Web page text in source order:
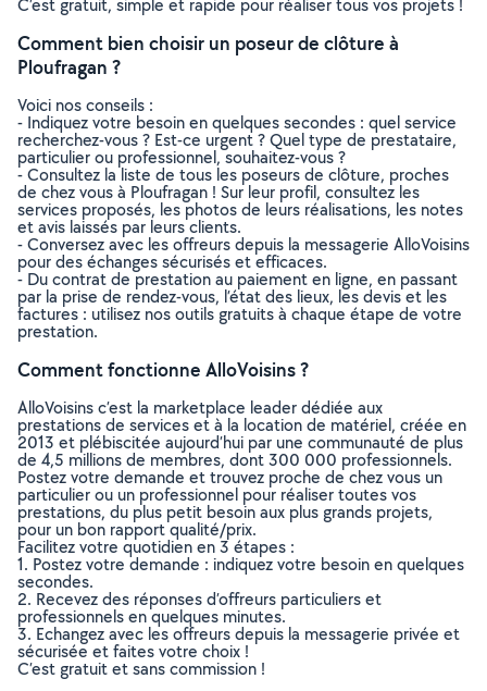
C’est gratuit, simple et rapide pour réaliser tous vos projets !
Comment bien choisir un poseur de clôture à
Ploufragan ?
Voici nos conseils :
- Indiquez votre besoin en quelques secondes : quel service
recherchez-vous ? Est-ce urgent ? Quel type de prestataire,
particulier ou professionnel, souhaitez-vous ?
- Consultez la liste de tous les poseurs de clôture, proches
de chez vous à Ploufragan ! Sur leur profil, consultez les
services proposés, les photos de leurs réalisations, les notes
et avis laissés par leurs clients.
- Conversez avec les offreurs depuis la messagerie AlloVoisins
pour des échanges sécurisés et efficaces.
- Du contrat de prestation au paiement en ligne, en passant
par la prise de rendez-vous, l’état des lieux, les devis et les
factures : utilisez nos outils gratuits à chaque étape de votre
prestation.
Comment fonctionne AlloVoisins ?
AlloVoisins c’est la marketplace leader dédiée aux
prestations de services et à la location de matériel, créée en
2013 et plébiscitée aujourd’hui par une communauté de plus
de 4,5 millions de membres, dont 300 000 professionnels.
Postez votre demande et trouvez proche de chez vous un
particulier ou un professionnel pour réaliser toutes vos
prestations, du plus petit besoin aux plus grands projets,
pour un bon rapport qualité/prix.
Facilitez votre quotidien en 3 étapes :
1. Postez votre demande : indiquez votre besoin en quelques
secondes.
2. Recevez des réponses d’offreurs particuliers et
professionnels en quelques minutes.
3. Echangez avec les offreurs depuis la messagerie privée et
sécurisée et faites votre choix !
C’est gratuit et sans commission !